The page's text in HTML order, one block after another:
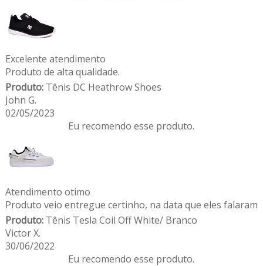
Excelente atendimento
Produto de alta qualidade.
Produto:Tênis DC Heathrow Shoes
John G.
02/05/2023
Eu recomendo esse produto.
Atendimento otimo
Produto veio entregue certinho, na data que eles falaram
Produto:Tênis Tesla Coil Off White/ Branco
Victor X.
30/06/2022
Eu recomendo esse produto.